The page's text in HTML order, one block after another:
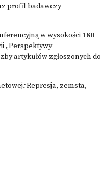
profil badawczy
w wysokości 180
„Perspektywy
artykułów zgłoszonych do
:Represja, zemsta,